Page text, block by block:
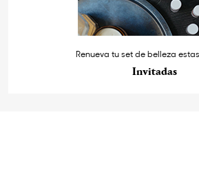
Renueva tu set de belleza
Invitadas